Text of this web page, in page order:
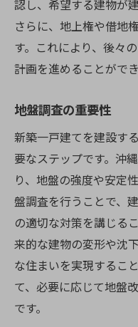
認し、希望する建物が
さらに、地上権や借地
す。これにより、後々
計画を進めることができ
地盤調査の重要性
新築一戸建てを建設す
要なステップです。沖
り、地盤の強度や安定
盤調査を行うことで、
の適切な対策を講じる
来的な建物の変形や沈
な住まいを実現するこ
て、必要に応じて地盤
です。